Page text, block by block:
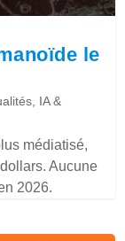
le
IA &
médiatisé,
Aucune
2026.